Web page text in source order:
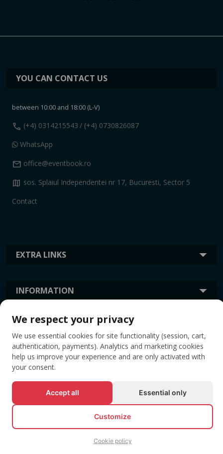
EXTRA LINKS
INFORMATION
YOU CAN CONTACT US
between 10:00 and 18:00 (L-V)
call (+4) 0314215543 / (+4) 0730826087
WhatsApp
mail office@eventbook.ro
map sos. Splaiul Independentei nr 17, Bucuresti, Sector 5
Contact
TAGS
© All rights reserved EVENTBOOK SRL.
We respect your privacy
We use essential cookies for site functionality (session, cart,
authentication, payments). Analytics and marketing cookies
help us improve your experience and are only activated with
your consent.
Accept all Essential only
Customize
Cookie policy